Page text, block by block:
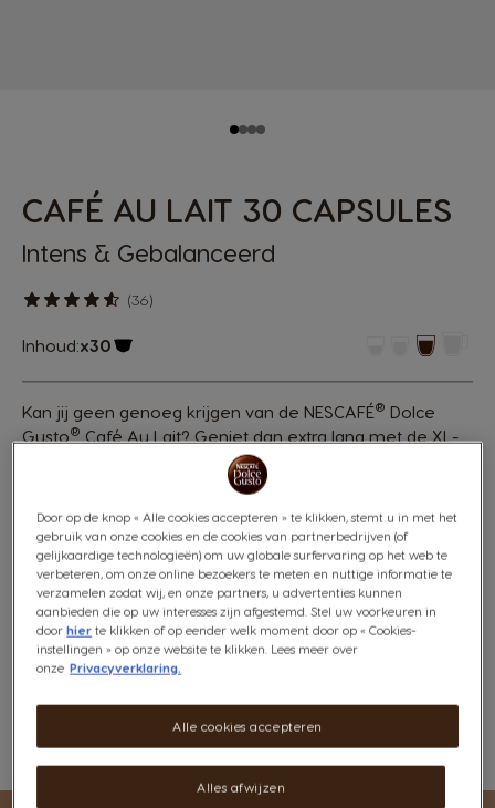
CAFÉ AU LAIT 30 CAPSULES
Intens & Gebalanceerd
(36)
Inhoud:x30
Kan jij geen genoeg krijgen van de NESCAFÉ® Dolce
Gusto® Café Au Lait? Geniet dan extra lang met de XL-
verpakking van intense koffie en zachte melk, verpakt in
Bekijk ingrediënten
€ 9,99
Compatibiliteit
Gratis verzending vanaf €25. Meer informatie
Door op de knop « Alle cookies accepteren » te klikken, stemt u in met het
gebruik van onze cookies en de cookies van partnerbedrijven (of
gelijkaardige technologieën) om uw globale surfervaring op het web te
verbeteren, om onze online bezoekers te meten en nuttige informatie te
verzamelen zodat wij, en onze partners, u advertenties kunnen
aanbieden die op uw interesses zijn afgestemd. Stel uw voorkeuren in
doorhier te klikken of op eender welk moment door op « Cookies-
instellingen » op onze website te klikken. Lees meer over
onze Privacyverklaring.
Alles afwijzen
Alle cookies accepteren